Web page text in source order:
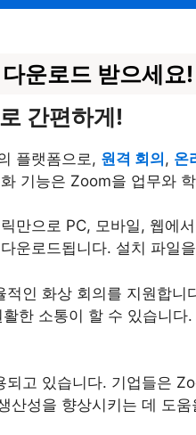
운로드 받으세
간편하게!
플랫폼으로, 원격 회의, 온
기능은 Zoom을 업무와
만으로 PC, 모바일, 웹
운로드됩니다. 설치 파일
인 화상 회의를 지원합니
한 소통이 할 수 있습니
고 있습니다. 기업들은
성을 향상시키는 데 도